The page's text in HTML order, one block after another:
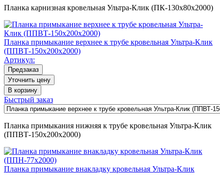
Планка карнизная кровельная Ультра-Клик (ПК-130х80х2000)
Планка примыкание верхнее к трубе кровельная Ультра-Клик
(ППВТ-150х200х2000)
Артикул:
Предзаказ
Уточнить цену
В корзину
Быстрый заказ
Планка примыкания нижняя к трубе кровельная Ультра-Клик
(ППВТ-150х200х2000)
Планка примыкание внакладку кровельная Ультра-Клик